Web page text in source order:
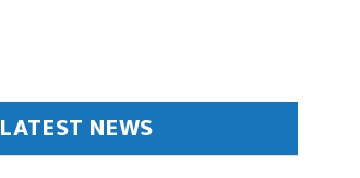
LATEST NEWS